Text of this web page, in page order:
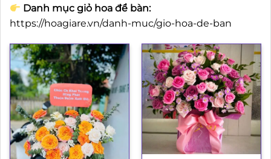
Danh mục giỏ hoa để bàn:
https://hoagiare.vn/danh-muc/gio-hoa-de-ban